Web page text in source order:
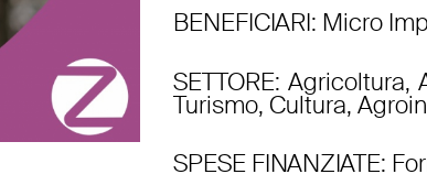
BENEFICIARI: Micro
SETTORE: Agricoltura,
Turismo, Cultura,
SPESE FINANZIATE: